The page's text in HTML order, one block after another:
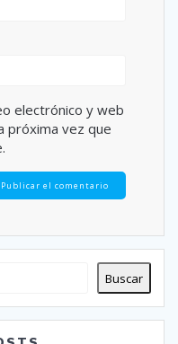
electrónico y web
próxima vez que
Buscar